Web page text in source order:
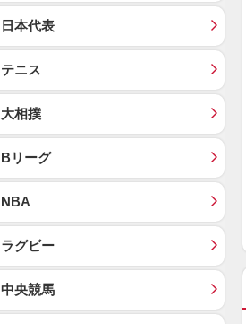
日本代表
テニス
大相撲
Bリーグ
NBA
ラグビー
中央競馬